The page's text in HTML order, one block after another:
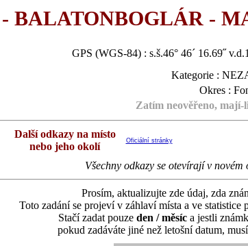
- BALATONBOGLÁR -
GPS (WGS-84) : s.š.46° 46´ 16.69˝
Kategorie :
Okres :
Zatím neověřeno,
Další odkazy na místo
nebo jeho okolí
Oficiální stránky
Všechny odkazy se otevírají v novém
Prosím, aktualizujte zde údaj, zda
Toto zadání se projeví v záhlaví místa a ve
Stačí zadat pouze den / měsíc a jestli
pokud zadáváte jiné než letošní datum,